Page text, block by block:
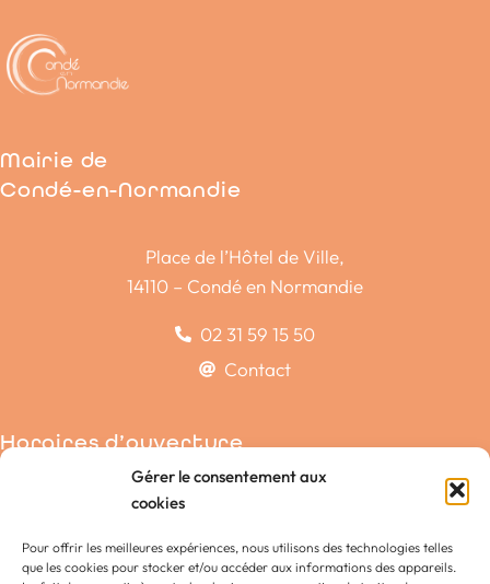
Gérer le consentement aux
cookies
Pour offrir les meilleures expériences, nous utilisons des technologies telles
que les cookies pour stocker et/ou accéder aux informations des appareils.
Mairie de
Condé-en-Normandie
Place de l’Hôtel de Ville,
14110 – Condé en Normandie
02 31 59 15 50
Contact
Horaires d’ouverture
Condé-sur-Noireau
Lénault